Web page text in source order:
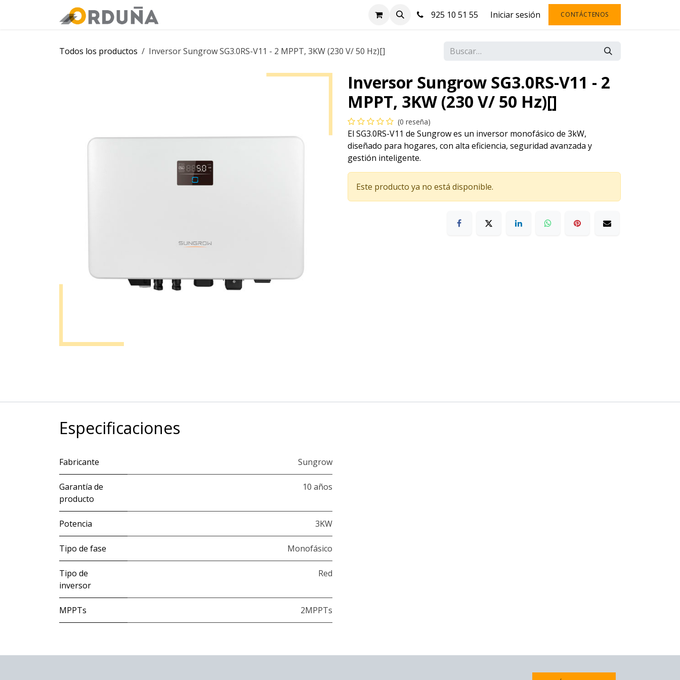
Blog Contacto925 10 51 55 Iniciar sesión CONTÁCTENOS
Todos los productos Inversor Sungrow SG3.0RS-V11 - 2 MPPT, 3KW (230 V/ 50 Hz)[]
Inversor Sungrow SG3.0RS-V11 - 2
MPPT, 3KW (230 V/ 50 Hz)[]
(0 reseña)
El SG3.0RS-V11 de Sungrow es un inversor monofásico de 3kW,
diseñado para hogares, con alta eficiencia, seguridad avanzada y
gestión inteligente.
Este producto ya no está disponible.
Especificaciones
Fabricante Sungrow
Garantía de
producto
10 años
Potencia 3KW
Tipo de fase Monofásico
Tipo de
inversor
Red
MPPTs 2MPPTs